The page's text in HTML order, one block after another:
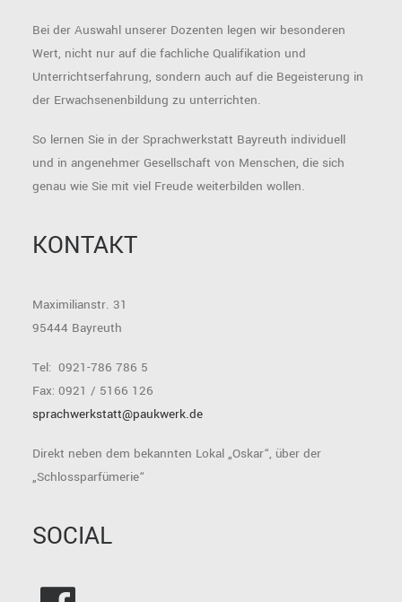
Bei der Auswahl unserer Dozenten legen wir besonderen
Wert, nicht nur auf die fachliche Qualifikation und
Unterrichtserfahrung, sondern auch auf die Begeisterung in
der Erwachsenenbildung zu unterrichten.
So lernen Sie in der Sprachwerkstatt Bayreuth individuell
und in angenehmer Gesellschaft von Menschen, die sich
genau wie Sie mit viel Freude weiterbilden wollen.
KONTAKT
Maximilianstr. 31
95444 Bayreuth
Tel: 0921-786 786 5
Fax: 0921 / 5166 126
sprachwerkstatt@paukwerk.de
Direkt neben dem bekannten Lokal „Oskar“, über der
„Schlossparfümerie“
SOCIAL